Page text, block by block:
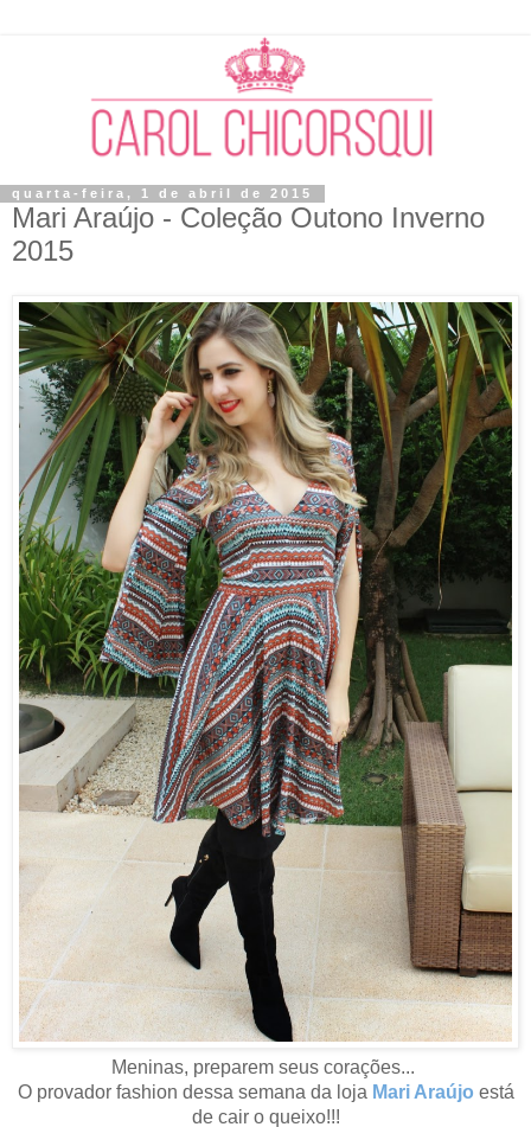
quarta-feira, 1 de abril de 2015
Mari Araújo - Coleção Outono Inverno
2015
Meninas, preparem seus corações...
O provador fashion dessa semana da loja Mari Araújo está
de cair o queixo!!!